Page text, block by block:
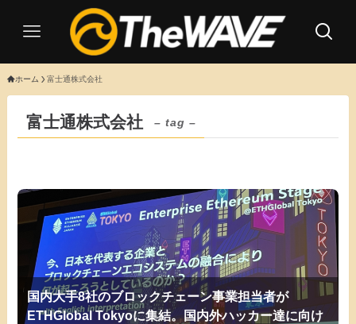
ホーム 富士通株式会社
富士通株式会社 – tag –
国内大手8社のブロックチェーン事業担当者が
ETHGlobal Tokyoに集結。国内外ハッカー達に向け